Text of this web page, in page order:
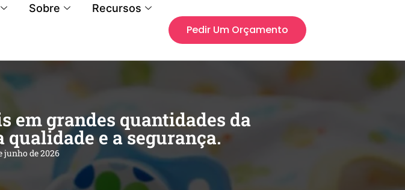
Sobre
Recursos
Pedir Um Orçamento
em grandes quantidades da
e a segurança.
junho de 2026